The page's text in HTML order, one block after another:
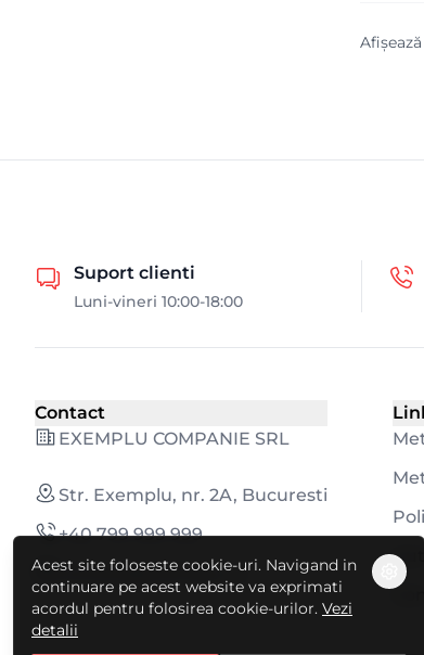
Suport clienti
Luni-vineri 10:00-18:00
Contact
EXEMPLU COMPANIE SRL
Str. Exemplu, nr. 2A, Bucuresti
+40 799 999 999
contact@exemplu.ro
Acest site foloseste cookie-uri. Navigand in
continuare pe acest website va exprimati
acordul pentru folosirea cookie-urilor. Vezi
detalii